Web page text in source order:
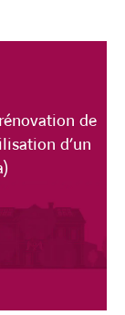
de
d’un